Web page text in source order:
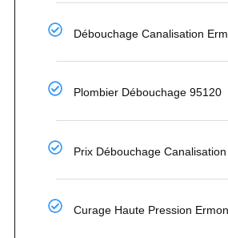
Débouchage Canalisation
Plombier Débouchage 95120
Prix Débouchage
Curage Haute Pression